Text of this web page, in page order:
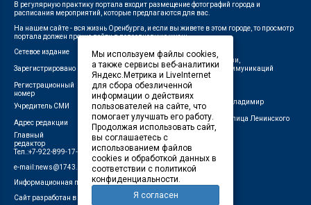
В регулярную практику портала входит размещение фотографий города и
расписания мероприятий, которые предлагаются для вас.
На нашем сайте - вся жизнь Оренбурга, и если вы живете в этом городе, то просмотр
портала должен прочно войти в повседневную жизнь.
Сетевое издание
"1743"
Зарегистрировано
Федеральной службой по надзору в сфере связи,
информационных технологий и массовых коммуникаций
(Роскомнадзор)
Регистрационный
номер
ЭЛ № ФС 77-75960 от 19.06.2019 г.
Учредитель СМИ
Индивидуальный предприниматель Савин Владимир
Валерьевич
Адрес редакции
462411, Оренбургская область, город Орск, улица Ленинского
Комсомола, д. 4-Б
Главный
редактор
Лещенко П.А.
Тел.:+7-922-899-17-43
e-mail:news@1743.ru
Информационная продукция СМИ — 18+ (запрещено для детей)
Сайт разработан в студии Маркер
Мы используем файлы cookies,
а также сервисы веб-аналитики
Яндекс.Метрика и LiveInternet
для сбора обезличенной
информации о действиях
пользователей на сайте, что
помогает улучшать его работу.
Продолжая использовать сайт,
вы соглашаетесь с
использованием файлов
cookies и обработкой данных в
соответствии с политикой
конфиденциальности.
Я согласен